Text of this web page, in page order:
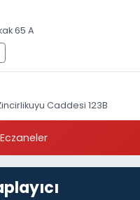
65 A
Caddesi 123B